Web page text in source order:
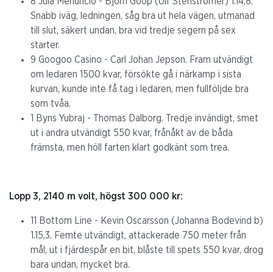
Snabb iväg, ledningen, såg bra ut hela vägen, utmanad
till slut, säkert undan, bra vid tredje segern på sex
starter.
9 Googoo Casino - Carl Johan Jepson. Fram utvändigt
om ledaren 1500 kvar, försökte gå i närkamp i sista
kurvan, kunde inte få tag i ledaren, men fullföljde bra
som tvåa.
1 Byns Yubraj - Thomas Dalborg. Tredje invändigt, smet
ut i andra utvändigt 550 kvar, frånåkt av de båda
främsta, men höll farten klart godkänt som trea.
Lopp 3, 2140 m volt, högst 300 000 kr:
11 Bottom Line - Kevin Oscarsson (Johanna Bodevind b)
1.15,3. Femte utvändigt, attackerade 750 meter från
mål, ut i fjärdespår en bit, blåste till spets 550 kvar, drog
bara undan, mycket bra.